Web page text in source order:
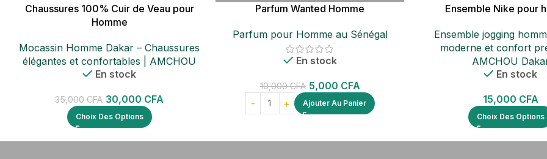
Chaussures 100% Cuir de Veau pour
Homme
Mocassin Homme Dakar – Chaussures
élégantes et confortables | AMCHOU
En stock
35,000CFA 30,000 CFA
Choix Des Options
Parfum Wanted Homme
Parfum pour Homme au Sénégal
En stock
10,000CFA 5,000 CFA
Ajouter Au Panier
Ensemble Nike pour
Ensemble jogging
moderne et confort
AMCHOU
En stock
15,000 CFA
Choix Des Options